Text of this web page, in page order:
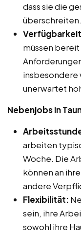
dass sie die
überschreiten.
müssen
insbesondere
unerwartet
Nebenjobs in
arbeiten
Woche. Die
können an
andere
Flexibilität:
sein, ihre
sowohl ihre